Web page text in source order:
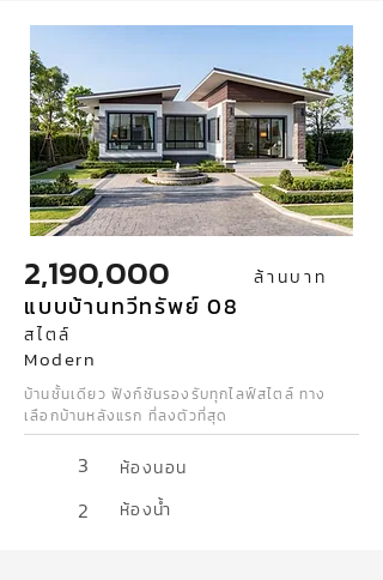
2,190,000 ล้านบาท
แบบบ้านทวีทรัพย์ 08
สไตล์
Modern
บ้านชั้นเดียว ฟังก์ชันรองรับทุกไลฟ์สไตล์ ทาง
เลือกบ้านหลังแรก ที่ลงตัวที่สุด
3 ห้องนอน
2 ห้องน้ำ